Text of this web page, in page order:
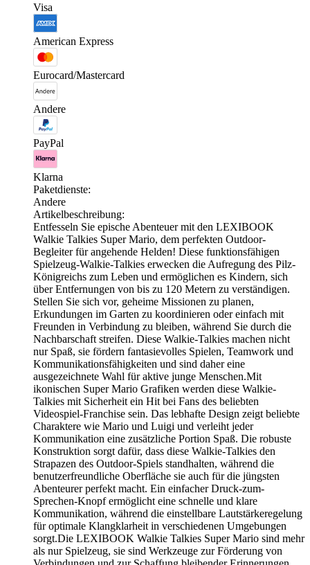
Visa
American Express
Eurocard/Mastercard
Andere
PayPal
Klarna
Paketdienste:
Andere
Artikelbeschreibung:
Entfesseln Sie epische Abenteuer mit den LEXIBOOK
Walkie Talkies Super Mario, dem perfekten Outdoor-
Begleiter für angehende Helden! Diese funktionsfähigen
Spielzeug-Walkie-Talkies erwecken die Aufregung des Pilz-
Königreichs zum Leben und ermöglichen es Kindern, sich
über Entfernungen von bis zu 120 Metern zu verständigen.
Stellen Sie sich vor, geheime Missionen zu planen,
Erkundungen im Garten zu koordinieren oder einfach mit
Freunden in Verbindung zu bleiben, während Sie durch die
Nachbarschaft streifen. Diese Walkie-Talkies machen nicht
nur Spaß, sie fördern fantasievolles Spielen, Teamwork und
Kommunikationsfähigkeiten und sind daher eine
ausgezeichnete Wahl für aktive junge Menschen.Mit
ikonischen Super Mario Grafiken werden diese Walkie-
Talkies mit Sicherheit ein Hit bei Fans des beliebten
Videospiel-Franchise sein. Das lebhafte Design zeigt beliebte
Charaktere wie Mario und Luigi und verleiht jeder
Kommunikation eine zusätzliche Portion Spaß. Die robuste
Konstruktion sorgt dafür, dass diese Walkie-Talkies den
Strapazen des Outdoor-Spiels standhalten, während die
benutzerfreundliche Oberfläche sie auch für die jüngsten
Abenteurer perfekt macht. Ein einfacher Druck-zum-
Sprechen-Knopf ermöglicht eine schnelle und klare
Kommunikation, während die einstellbare Lautstärkeregelung
für optimale Klangklarheit in verschiedenen Umgebungen
sorgt.Die LEXIBOOK Walkie Talkies Super Mario sind mehr
als nur Spielzeug, sie sind Werkzeuge zur Förderung von